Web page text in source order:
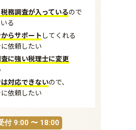
務調査が入っているので
る
らサポートしてくれる
依頼したい
に強い税理士に変更
対応できないので、
依頼したい
付 9:00 〜 18:00